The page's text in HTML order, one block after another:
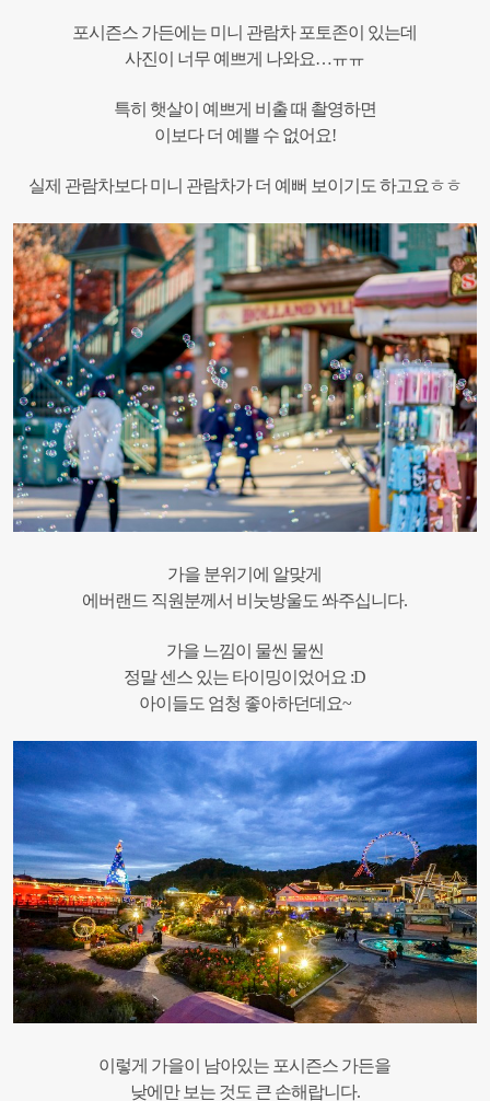
포시즌스 가든에는 미니 관람차 포토존이 있는데
사진이 너무 예쁘게 나와요…ㅠㅠ
특히 햇살이 예쁘게 비출 때 촬영하면
이보다 더 예쁠 수 없어요!
실제 관람차보다 미니 관람차가 더 예뻐 보이기도 하고요ㅎㅎ
가을 분위기에 알맞게
에버랜드 직원분께서 비눗방울도 쏴주십니다.
가을 느낌이 물씬 물씬
정말 센스 있는 타이밍이었어요 :D
아이들도 엄청 좋아하던데요~
이렇게 가을이 남아있는 포시즌스 가든을
낮에만 보는 것도 큰 손해랍니다.